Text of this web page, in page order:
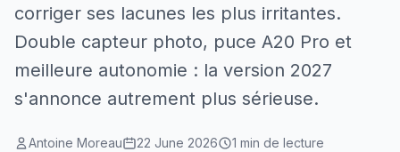
corriger ses lacunes les plus irritantes.
Double capteur photo, puce A20 Pro et
meilleure autonomie : la version 2027
s'annonce autrement plus sérieuse.
Antoine Moreau 22 June 2026 1 min de lecture